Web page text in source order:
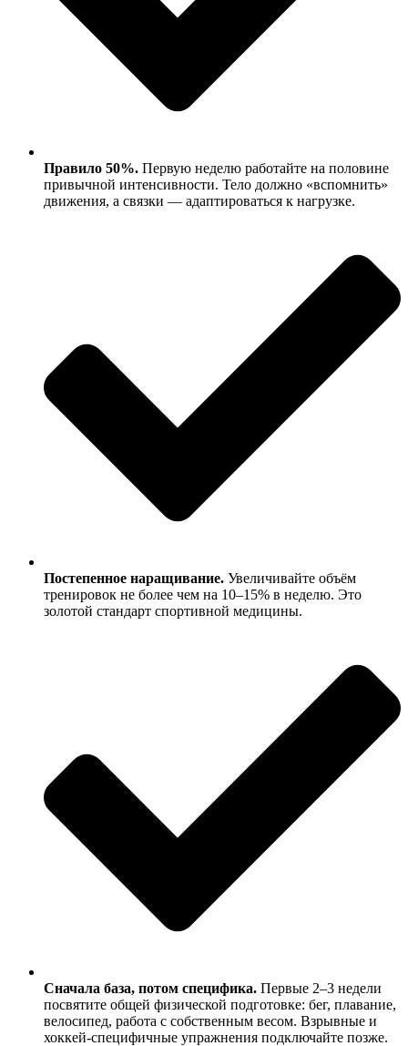
Правило 50%. Первую неделю работайте на половине
привычной интенсивности. Тело должно «вспомнить»
движения, а связки — адаптироваться к нагрузке.
Постепенное наращивание. Увеличивайте объём
тренировок не более чем на 10–15% в неделю. Это
золотой стандарт спортивной медицины.
Сначала база, потом специфика. Первые 2–3 недели
посвятите общей физической подготовке: бег, плавание,
велосипед, работа с собственным весом. Взрывные и
хоккей-специфичные упражнения подключайте позже.